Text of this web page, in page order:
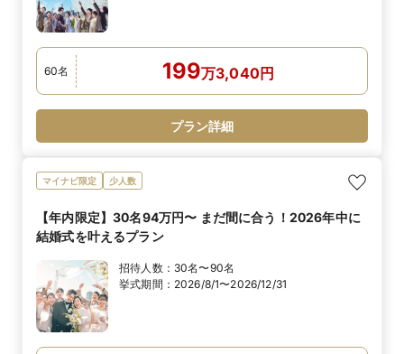
60名 199万3,040円
プラン詳細
マイナビ限定 少人数
【年内限定】30名94万円〜 まだ間に合う！2026年中に
結婚式を叶えるプラン
招待人数： 30名〜90名
挙式期間： 2026/8/1〜2026/12/31